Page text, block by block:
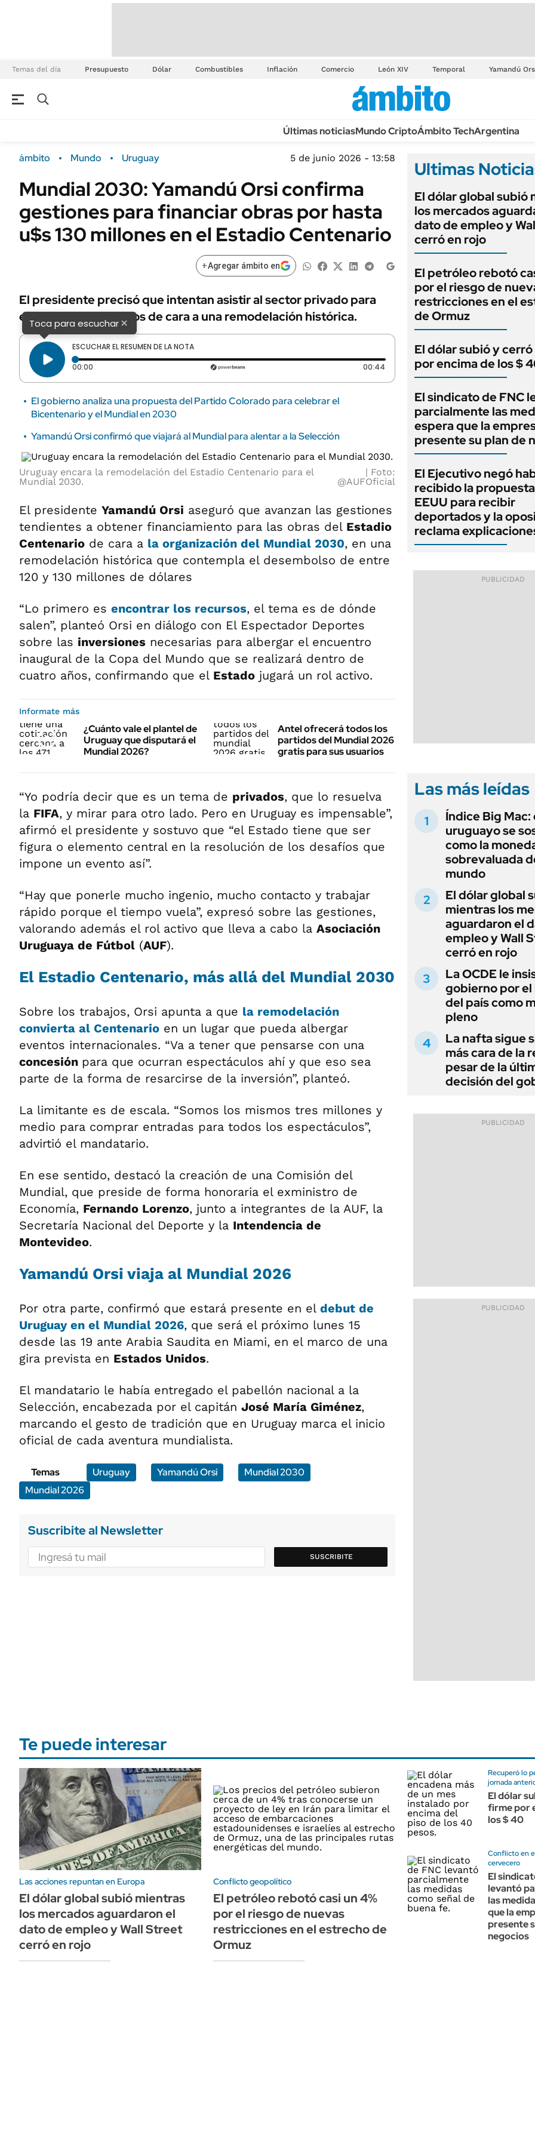
Temas del día Presupuesto Dólar Combustibles Inflación Comercio León XIV Temporal Yamandú
Últimas noticiasMundo CriptoÁmbito TechArgentina
ámbito Mundo Uruguay 5 de junio 2026 - 13:58
Mundial 2030: Yamandú Orsi confirma
gestiones para financiar obras por hasta
u$s 130 millones en el Estadio Centenario
+Agregar ámbito en
El presidente precisó que intentan asistir al sector privado para
encontrar los recursos de cara a una remodelación histórica.
Toca para escuchar×
ESCUCHAR EL RESUMEN DE LA NOTA
00:00 Tiempo transcurrido: 0 segundos 00:44 Duración: 44 segundos
El gobierno analiza una propuesta del Partido Colorado para celebrar el
Bicentenario y el Mundial en 2030
Yamandú Orsi confirmó que viajará al Mundial para alentar a la Selección
Uruguay encara la remodelación del Estadio Centenario para el
Mundial 2030.
Foto:
@AUFOficial
El presidente Yamandú Orsi aseguró que avanzan las gestiones
tendientes a obtener financiamiento para las obras del Estadio
Centenario de cara a la organización del Mundial 2030, en una
remodelación histórica que contempla el desembolso de entre
120 y 130 millones de dólares
“Lo primero es encontrar los recursos, el tema es de dónde
salen”, planteó Orsi en diálogo con El Espectador Deportes
sobre las inversiones necesarias para albergar el encuentro
inaugural de la Copa del Mundo que se realizará dentro de
cuatro años, confirmando que el Estado jugará un rol activo.
Informate más
¿Cuánto vale el plantel de
Uruguay que disputará el
Mundial 2026?
Antel ofrecerá todos los
partidos del Mundial 2026
gratis para sus usuarios
“Yo podría decir que es un tema de privados, que lo resuelva
la FIFA, y mirar para otro lado. Pero en Uruguay es impensable”,
afirmó el presidente y sostuvo que “el Estado tiene que ser
figura o elemento central en la resolución de los desafíos que
impone un evento así”.
“Hay que ponerle mucho ingenio, mucho contacto y trabajar
rápido porque el tiempo vuela”, expresó sobre las gestiones,
valorando además el rol activo que lleva a cabo la Asociación
Uruguaya de Fútbol (AUF).
El Estadio Centenario, más allá del Mundial 2030
Sobre los trabajos, Orsi apunta a que la remodelación
convierta al Centenario en un lugar que pueda albergar
eventos internacionales. “Va a tener que pensarse con una
concesión para que ocurran espectáculos ahí y que eso sea
parte de la forma de resarcirse de la inversión”, planteó.
La limitante es de escala. “Somos los mismos tres millones y
medio para comprar entradas para todos los espectáculos”,
advirtió el mandatario.
En ese sentido, destacó la creación de una Comisión del
Mundial, que preside de forma honoraria el exministro de
Economía, Fernando Lorenzo, junto a integrantes de la AUF, la
Secretaría Nacional del Deporte y la Intendencia de
Montevideo.
Yamandú Orsi viaja al Mundial 2026
Por otra parte, confirmó que estará presente en el debut de
Uruguayen el Mundial 2026, que será el próximo lunes 15
desde las 19 ante Arabia Saudita en Miami, en el marco de una
gira prevista en Estados Unidos.
El mandatario le había entregado el pabellón nacional a la
Selección, encabezada por el capitán José María Giménez,
marcando el gesto de tradición que en Uruguay marca el inicio
oficial de cada aventura mundialista.
Temas Uruguay Yamandú Orsi
Mundial 2030
Mundial 2026
Suscribite al Newsletter
SUSCRIBITE
Ultimas
El dólar global subió
los mercados
dato de empleo y
cerró en rojo
El petróleo rebotó
por el riesgo de
restricciones en el
de Ormuz
El dólar subió y
por encima de los $
El sindicato de FNC
parcialmente las
espera que la
presente su plan de
El Ejecutivo negó
recibido la
EEUU para recibir
deportados y la
reclama
Las más leídas
Índice Big Mac:
uruguayo se
como la
sobrevaluada
mundo
El dólar global
mientras los
aguardaron el
empleo y Wall
cerró en rojo
La OCDE le
gobierno por
del país como
pleno
La nafta sigue
más cara de la
pesar de la
decisión del
Te puede interesar
Las acciones repuntan en Europa
El dólar global subió mientras
los mercados aguardaron el
dato de empleo y Wall Street
cerró en rojo
Conflicto geopolítico
El petróleo rebotó casi un 4%
por el riesgo de nuevas
restricciones en el estrecho de
Ormuz
Recuperó lo
jornada
El dólar
firme por
los $ 40
Conflicto en
cervecero
El
levantó
las
que la
presente
negocios